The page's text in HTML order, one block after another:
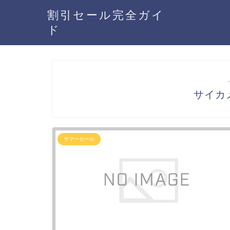
割引セール完全ガイ
ド
サイカ
サマーセール